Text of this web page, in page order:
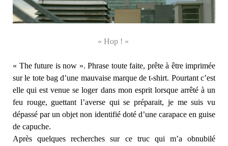
« Hop ! «
« The future is now ». Phrase toute faite, prête à être imprimée
sur le tote bag d’une mauvaise marque de t-shirt. Pourtant c’est
elle qui est venue se loger dans mon esprit lorsque arrêté à un
feu rouge, guettant l’averse qui se préparait, je me suis vu
dépassé par un objet non identifié doté d’une carapace en guise
de capuche.
Après quelques recherches sur ce truc qui m’a obnubilé